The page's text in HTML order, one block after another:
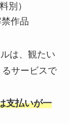
別）
作品
は、観たい
サービスで
支払いが一